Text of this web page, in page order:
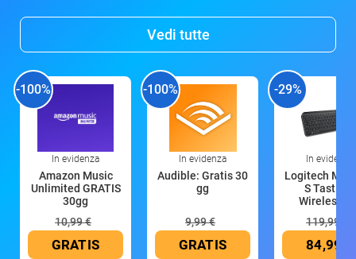
Vedi tutte
-100%
In evidenza
Amazon Music
Unlimited GRATIS
30gg
10,99 €
GRATIS
-100%
In evidenza
Audible: Gratis 30
gg
9,99 €
GRATIS
-29%
In evidenza
Logitech MX
S Tastiera
Wireless
119,99 €
84,99 €